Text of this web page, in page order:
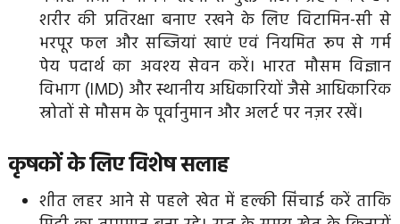
शरीर की प्रतिरक्षा बनाए रखने के लिए विटामिन-सी से
भरपूर फल और सब्जियां खाएं एवं नियमित रूप से गर्म
पेय पदार्थ का अवश्य सेवन करें। भारत मौसम विज्ञान
विभाग (IMD) और स्थानीय अधिकारियों जैसे आधिकारिक
स्रोतों से मौसम के पूर्वानुमान और अलर्ट पर नज़र रखें।
कृषकों के लिए विशेष सलाह
शीत लहर आने से पहले खेत में हल्की सिंचाई करें ताकि